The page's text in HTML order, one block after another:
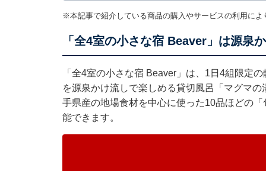
※本記事で紹介している商品の購入やサービスの利用に
「全4室の小さな宿 Beaver」は源泉
「全4室の小さな宿 Beaver」は、1日4組限定
を源泉かけ流しで楽しめる貸切風呂「マグマ
手県産の地場食材を中心に使った10品ほどの
能できます。